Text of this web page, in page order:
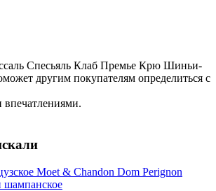
Спесьяль Клаб Премье Крю Шиньи-
другим покупателям определиться с
впечатлениями.
Moet & Chandon Dom Perignon